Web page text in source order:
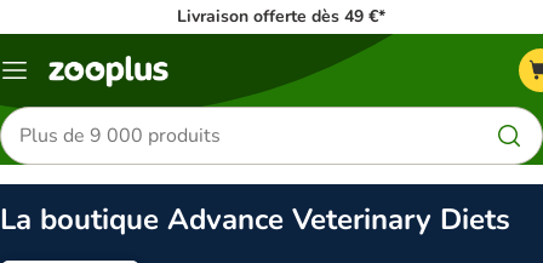
Livraison offerte dès 49 €*
Menu
Rechercher
des
produits
La boutique Advance Veterinary Diets